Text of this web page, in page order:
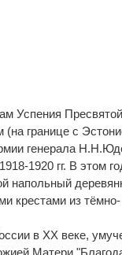
Успения Пресвятой
(на границе с
генерала
1920 гг. В этом
напольный
крестами из тёмно-
в ХХ веке,
Матери